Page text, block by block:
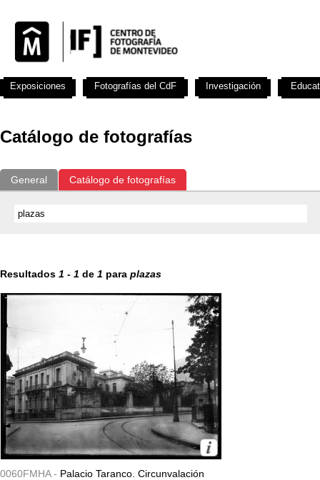
Catálogo de fotografías
General Catálogo de fotografías
Resultados 1 - 1 de 1 para plazas
0060FMHA - Palacio Taranco. Circunvalación
Exposiciones Fotografías del CdF Investigación